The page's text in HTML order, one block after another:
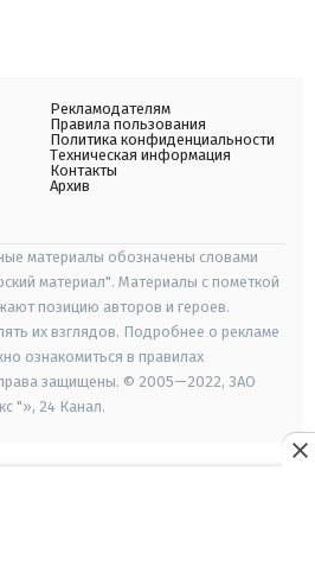
Рекламодателям
Правила пользования
Политика конфиденциальности
Техническая информация
Контакты
Архив
материалы обозначены словами
материал". Материалы с пометкой
позицию авторов и героев.
их взглядов. Подробнее о рекламе
ознакомиться в правилах
защищены. © 2005—2022, ЗАО
"», 24 Канал.